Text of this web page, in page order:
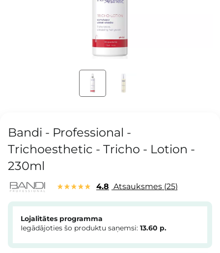
Bandi - Professional -
Trichoesthetic - Tricho - Lotion -
230ml
4.8 Atsauksmes 25
Lojalitātes programma
Iegādājoties šo produktu saņemsi: 13.60 p.